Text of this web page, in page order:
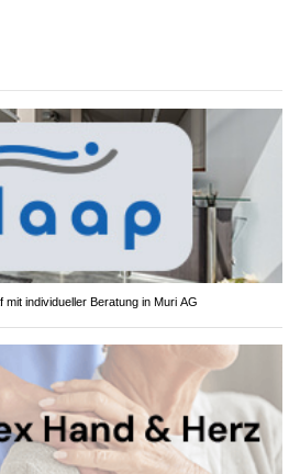
individueller Beratung in Muri AG